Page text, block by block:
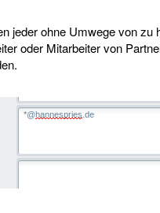
jeder ohne Umwege von zu
oder Mitarbeiter von